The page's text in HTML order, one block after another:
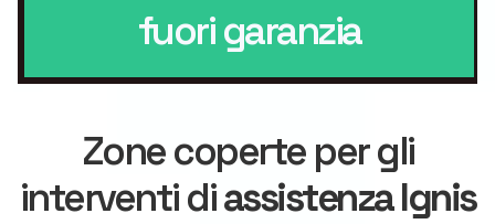
fuori garanzia
Zone coperte per gli
interventi diassistenza Ignis